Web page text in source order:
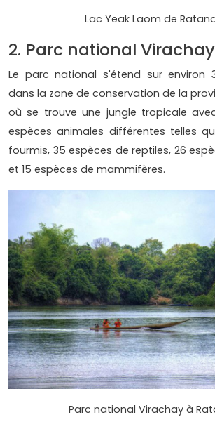
Lac Yeak Laom de
2. Parc national Virachay
Le parc national s'étend sur environ
dans la zone de conservation de la
où se trouve une jungle tropicale
espèces animales différentes telles
fourmis, 35 espèces de reptiles, 26
et 15 espèces de mammifères.
Parc national Virachay à